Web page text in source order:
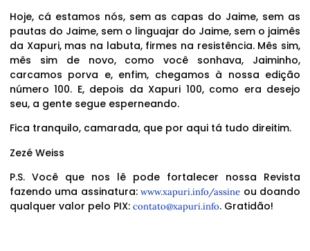
Hoje, cá estamos nós, sem as capas do Jaime, sem as
pautas do Jaime, sem o linguajar do Jaime, sem o jaimês
da Xapuri, mas na labuta, firmes na resistência. Mês sim,
mês sim de novo, como você sonhava, Jaiminho,
carcamos porva e, enfim, chegamos à nossa edição
número 100. E, depois da Xapuri 100, como era desejo
seu, a gente segue esperneando.
Fica tranquilo, camarada, que por aqui tá tudo direitim.
Zezé Weiss
P.S. Você que nos lê pode fortalecer nossa Revista
fazendo uma assinatura:www.xapuri.info/assine ou doando
qualquer valor pelo PIX: contato@xapuri.info. Gratidão!